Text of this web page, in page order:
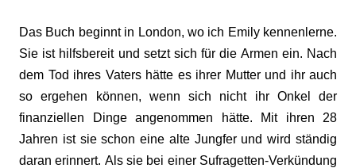
Das Buch beginnt in London, wo ich Emily kennenlerne.
Sie ist hilfsbereit und setzt sich für die Armen ein. Nach
dem Tod ihres Vaters hätte es ihrer Mutter und ihr auch
so ergehen können, wenn sich nicht ihr Onkel der
finanziellen Dinge angenommen hätte. Mit ihren 28
Jahren ist sie schon eine alte Jungfer und wird ständig
daran erinnert. Als sie bei einer Sufragetten-Verkündung